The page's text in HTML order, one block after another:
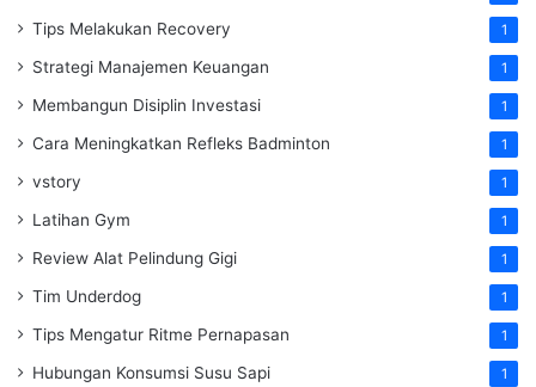
Tips Melakukan Recovery 1
Strategi Manajemen Keuangan 1
Membangun Disiplin Investasi 1
Cara Meningkatkan Refleks Badminton 1
vstory 1
Latihan Gym 1
Review Alat Pelindung Gigi 1
Tim Underdog 1
Tips Mengatur Ritme Pernapasan 1
Hubungan Konsumsi Susu Sapi 1